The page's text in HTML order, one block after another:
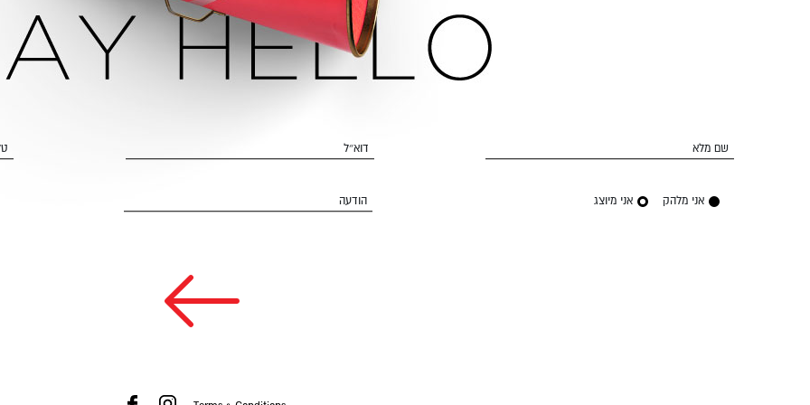
שם מלא דוא״ל
אני מלהק אני מיוצג הודעה